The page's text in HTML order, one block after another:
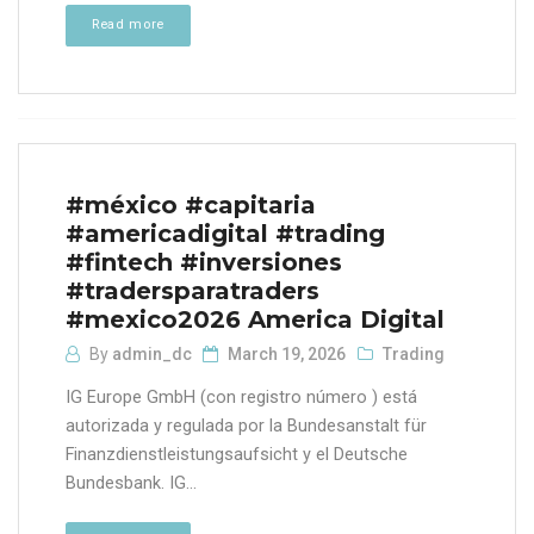
Read more
#méxico #capitaria
#americadigital #trading
#fintech #inversiones
#tradersparatraders
#mexico2026 America Digital
By admin_dc March 19, 2026 Trading
IG Europe GmbH (con registro número ) está
autorizada y regulada por la Bundesanstalt für
Finanzdienstleistungsaufsicht y el Deutsche
Bundesbank. IG...